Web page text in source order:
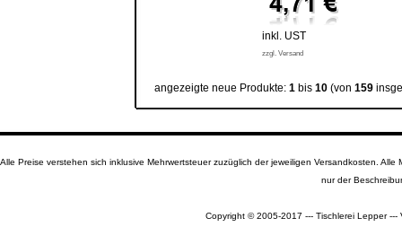
inkl. UST
zzgl. Versand
angezeigte neue Produkte: 1 bis 10 (von 159
Alle Preise verstehen sich inklusive Mehrwertsteuer zuzüglich der jeweiligen Versandkosten.
nur der
Copyright © 2005-2017 --- Tischlerei Lepper